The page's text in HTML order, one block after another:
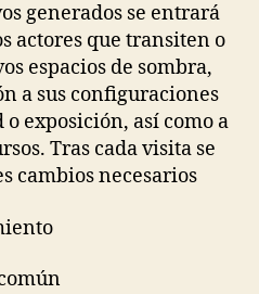
generados se entrará
actores que transiten o
espacios de sombra,
a sus configuraciones
exposición, así como a
Tras cada visita se
cambios necesarios